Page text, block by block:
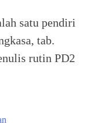
satu pendiri
tab.
rutin PD2